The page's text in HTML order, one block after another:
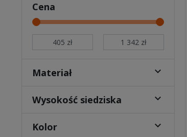
Cena
Materiał 
Wysokość siedziska 
Kolor 